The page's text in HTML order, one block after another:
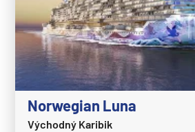
Norwegian Luna
Východný Karibik